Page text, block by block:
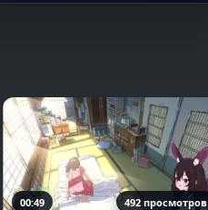
00:49 492 просмотров